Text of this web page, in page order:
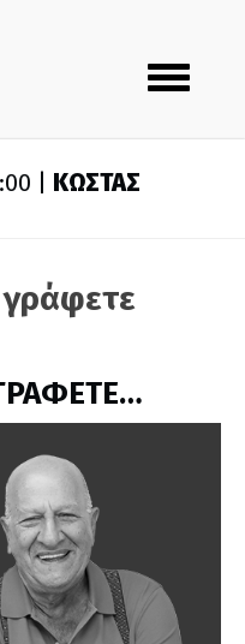
Toggle
navigation
| ΚΩΣΤΑΣ